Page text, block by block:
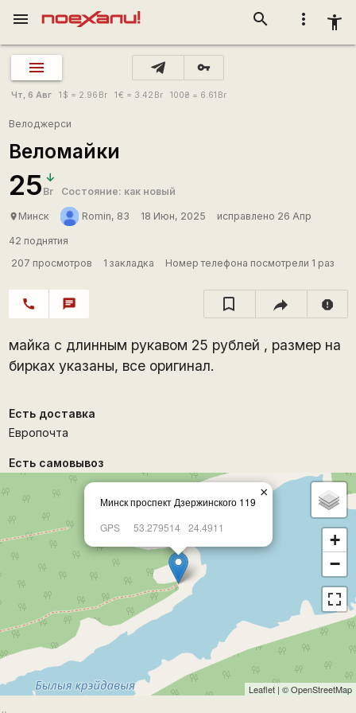
more_vert accessibility_new
search
menu
vpn_key
Чт, 6 Авг 1 $ = 2.96 Br 1€ = 3.42 Br 100₴ = 6.61 Br
Велоджерси
Веломайки
25 Br Состояние: как новый
place Минск Romin, 83 18 Июн, 2025 исправлено 26 Апр
42 поднятия
207 просмотров
1 закладка Номер телефона посмотрели 1 раз
call chat report
майка с длинным рукавом 25 рублей , размер на
бирках указаны, все оригинал.
Есть доставка
Европочта
Есть самовывоз
Минск проспект Дзержинского 119
GPS
53.279514 24.4911
×
+
−
Leaflet | ©OpenStreetMap